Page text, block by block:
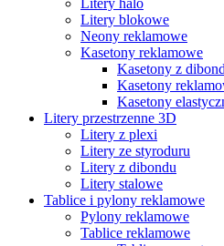
Litery halo
Litery blokowe
Neony reklamowe
Kasetony reklamowe
Kasetony z
Kasetony
Kasetony
Litery przestrzenne 3D
Litery z plexi
Litery ze styroduru
Litery z dibondu
Litery stalowe
Tablice i pylony reklamowe
Pylony reklamowe
Tablice reklamowe